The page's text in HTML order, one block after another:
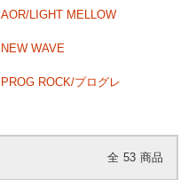
AOR/LIGHT MELLOW
NEW WAVE
PROG ROCK/プログレ
全 53 商品